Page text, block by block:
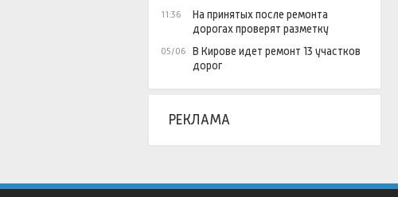
11:36
На принятых после ремонта
дорогах проверят разметку
05/06
В Кирове идет ремонт 13 участков
дорог
РЕКЛАМА